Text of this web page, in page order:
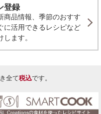
の美味しいレシピ
投稿者：SL Creations
試し食事会「はじめまして
名分）
投稿者：SL Creations
登録
商品情報、季節のおすす
に活用できるレシピなど
ます。
全て税込です。